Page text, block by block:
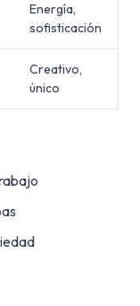
Energía,
sofisticación
Creativo,
único